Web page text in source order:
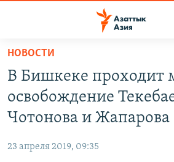
Вернуться
основному
содержанию
Вернутся
главной
навигации
КАЗАХСТАН
ТАДЖИКИСТАН
НОВОСТИ
ВОЙНА В УКРАИНЕ
ҚАЗАҚША
НОВОСТИ
В Бишкеке проходит
освобождение
Чотонова и Жапарова
23 апреля 2019, 09:35